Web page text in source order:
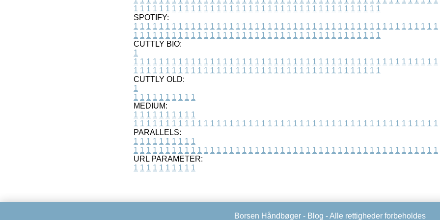
1 1 1 1 1 1 1 1 1 1 1 1 1 1 1 1 1 1 1 1 1 1 1 1 1 1 1 1 1 1 1 1 1 1 1 1 1 1 1
SPOTIFY:
1 1 1 1 1 1 1 1 1 1 1 1 1 1 1 1 1 1 1 1 1 1 1 1 1 1 1 1 1 1 1 1 1 1 1 1 1 1 1 1 1 1 1 1 1 1 1 1
1 1 1 1 1 1 1 1 1 1 1 1 1 1 1 1 1 1 1 1 1 1 1 1 1 1 1 1 1 1 1 1 1 1 1 1 1 1 1
CUTTLY BIO:
1
1 1 1 1 1 1 1 1 1 1 1 1 1 1 1 1 1 1 1 1 1 1 1 1 1 1 1 1 1 1 1 1 1 1 1 1 1 1 1 1 1 1 1 1 1 1 1 1
1 1 1 1 1 1 1 1 1 1 1 1 1 1 1 1 1 1 1 1 1 1 1 1 1 1 1 1 1 1 1 1 1 1 1 1 1 1 1
CUTTLY OLD:
1
1 1 1 1 1 1 1 1 1 1
MEDIUM:
1 1 1 1 1 1 1 1 1 1
1 1 1 1 1 1 1 1 1 1 1 1 1 1 1 1 1 1 1 1 1 1 1 1 1 1 1 1 1 1 1 1 1 1 1 1 1 1 1 1 1 1 1 1 1 1 1 1
PARALLELS:
1 1 1 1 1 1 1 1 1 1
1 1 1 1 1 1 1 1 1 1 1 1 1 1 1 1 1 1 1 1 1 1 1 1 1 1 1 1 1 1 1 1 1 1 1 1 1 1 1 1 1 1 1 1 1 1 1 1
URL PARAMETER:
1 1 1 1 1 1 1 1 1 1
Borsen Håndbøger - Blog - Alle rettigheder forbeholdes